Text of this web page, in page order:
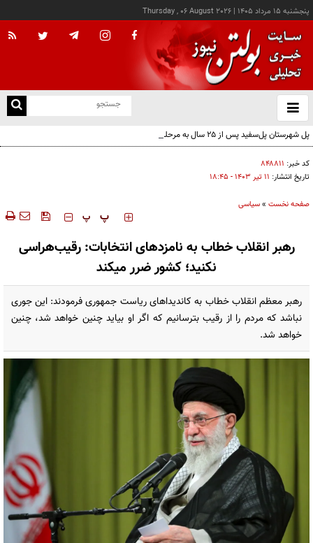
پنجشنبه ۱۵ مرداد ۱۴۰۵ |
Thursday , 06 August 2026
باز
و
پل شهرستان پل‌سفید پس از ۲۵ سال به مرحله بهره‌برداری رسید
کد خبر: ۸۴۸۸۱۱
تاریخ انتشار: ۱۱ تير ۱۴۰۳ - ۱۸:۴۵
صفحه نخست »سیاسی
‍‍‍ پ پ
رهبر انقلاب خطاب به نامزدهای انتخابات: رقیب‌هراسی
نکنید؛ کشور ضرر میکند
رهبر معظم انقلاب خطاب به کاندیداهای ریاست جمهوری فرمودند: این جوری
نباشد که مردم را از رقیب بترسانیم که اگر او بیاید چنین خواهد شد، چنین
خواهد شد.